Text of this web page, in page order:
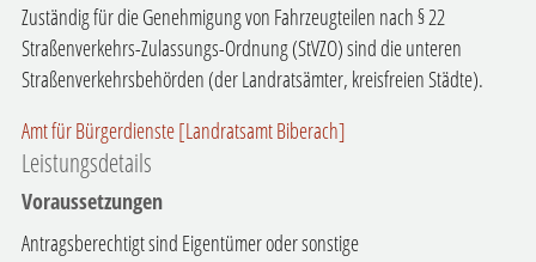
Zuständig für die Genehmigung von Fahrzeugteilen nach § 22
Straßenverkehrs-Zulassungs-Ordnung (StVZO) sind die unteren
Straßenverkehrsbehörden (der Landratsämter, kreisfreien Städte).
Amt für Bürgerdienste [Landratsamt Biberach]
Leistungsdetails
Voraussetzungen
Antragsberechtigt sind Eigentümer oder sonstige